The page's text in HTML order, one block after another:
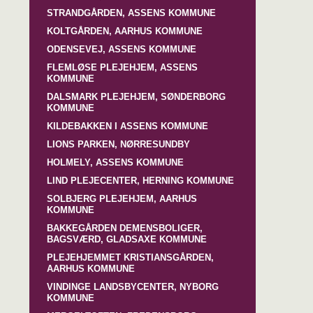
STRANDGÅRDEN, ASSENS KOMMUNE
KOLTGÅRDEN, AARHUS KOMMUNE
ODENSEVEJ, ASSENS KOMMUNE
FLEMLØSE PLEJEHJEM, ASSENS
KOMMUNE
DALSMARK PLEJEHJEM, SØNDERBORG
KOMMUNE
KILDEBAKKEN I ASSENS KOMMUNE
LIONS PARKEN, NØRRESUNDBY
HOLMELY, ASSENS KOMMUNE
LIND PLEJECENTER, HERNING KOMMUNE
SOLBJERG PLEJEHJEM, AARHUS
KOMMUNE
BAKKEGÅRDEN DEMENSBOLIGER,
BAGSVÆRD, GLADSAXE KOMMUNE
PLEJEHJEMMET KRISTIANSGÅRDEN,
AARHUS KOMMUNE
VINDINGE LANDSBYCENTER, NYBORG
KOMMUNE